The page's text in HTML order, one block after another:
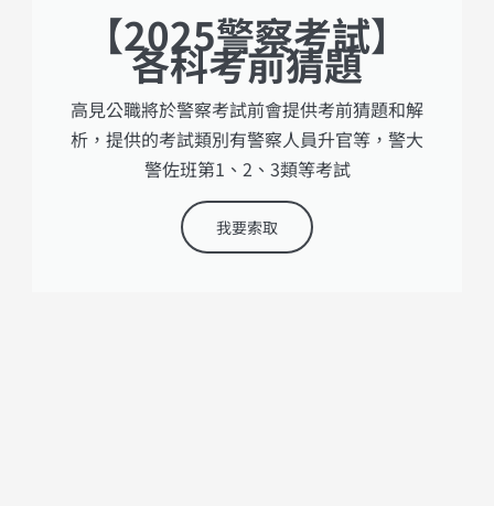
【2025警察考試】
各科考前猜題
高見公職將於警察考試前會提供考前猜題和解
析，提供的考試類別有警察人員升官等，警大
警佐班第1、2、3類等考試
我要索取